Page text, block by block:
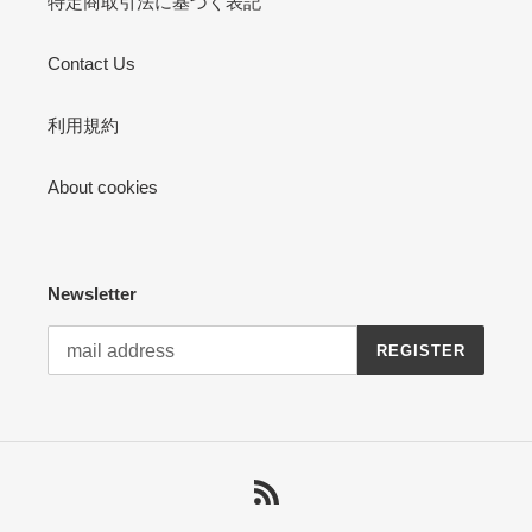
Contact Us
利用規約
About cookies
Newsletter
REGISTER